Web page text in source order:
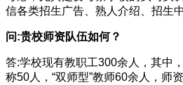
信各类招生广告、熟人介绍、招生
问:贵校师资队伍如何？
答:学校现有教职工300余人，其中
称50人，“双师型”教师60余人，师